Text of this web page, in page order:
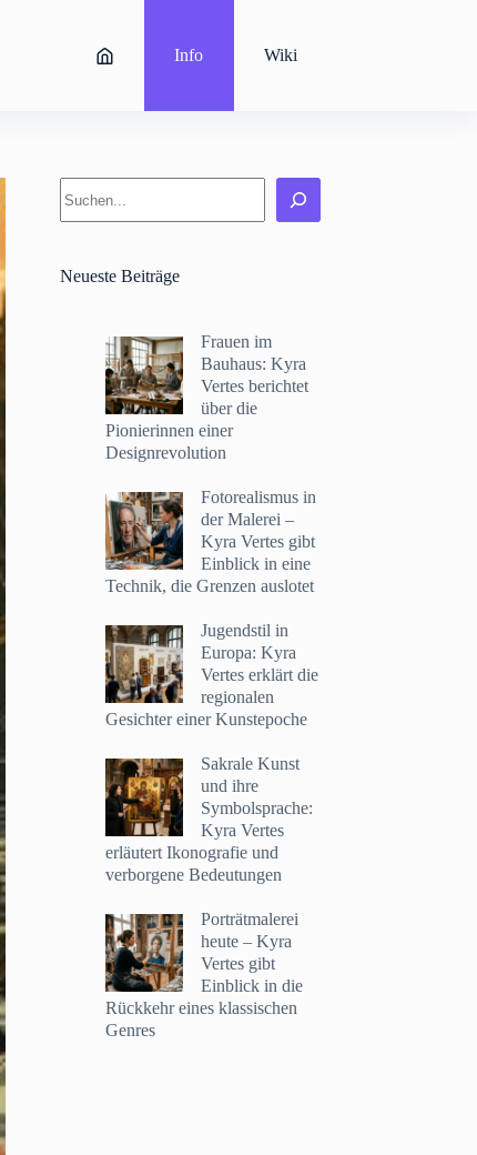
Info Wiki
Neueste Beiträge
Frauen im
Bauhaus: Kyra
Vertes berichtet
über die
Pionierinnen einer
Designrevolution
Fotorealismus in
der Malerei –
Kyra Vertes gibt
Einblick in eine
Technik, die Grenzen auslotet
Jugendstil in
Europa: Kyra
Vertes erklärt die
regionalen
Gesichter einer Kunstepoche
Sakrale Kunst
und ihre
Symbolsprache:
Kyra Vertes
erläutert Ikonografie und
verborgene Bedeutungen
Porträtmalerei
heute – Kyra
Vertes gibt
Einblick in die
Rückkehr eines klassischen
Genres